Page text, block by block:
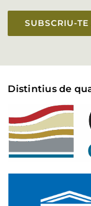
SUBSCRIU-
Distintius de